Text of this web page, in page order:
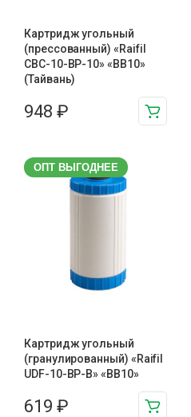
Картридж угольный
(прессованный) «Raifil
CBC-10-BP-10» «BB10»
(Тайвань)
948 ₽
ОПТ ВЫГОДНЕЕ
Картридж угольный
(гранулированный) «Raifil
UDF-10-BP-B» «BB10»
619 ₽